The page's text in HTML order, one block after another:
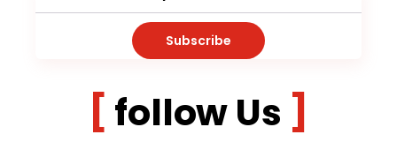
Subscribe
follow Us